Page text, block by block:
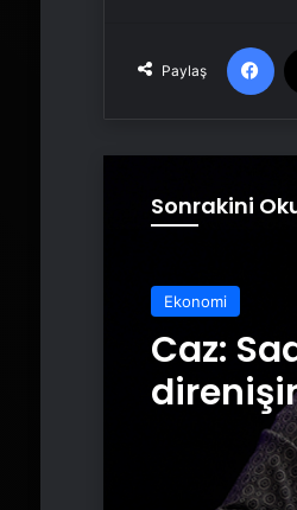
Paylaş
Sonrakini
Ekonomi
Caz: